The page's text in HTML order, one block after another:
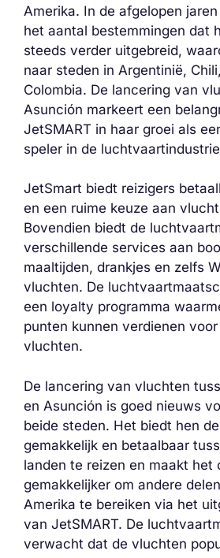
Amerika. In de afgelopen
het aantal bestemmingen dat
steeds verder uitgebreid,
naar steden in Argentinië,
Colombia. De lancering van
Asunción markeert een
JetSMART in haar groei als
speler in de
JetSmart biedt reizigers
en een ruime keuze aan
Bovendien biedt de
verschillende services aan
maaltijden, drankjes en zelfs
vluchten. De
een loyalty programma
punten kunnen verdienen
vluchten.
De lancering van vluchten
en Asunción is goed nieuws
beide steden. Het biedt hen
gemakkelijk en betaalbaar
landen te reizen en maakt het
gemakkelijker om andere
Amerika te bereiken via het
van JetSMART. De
verwacht dat de vluchten